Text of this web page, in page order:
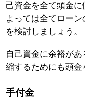
己資金を全て頭金に
よっては全てロー
を検討しましょう。
自己資金に余裕が
縮するためにも頭金
手付金